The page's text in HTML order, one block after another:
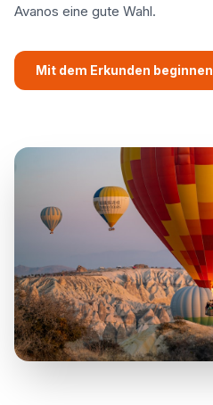
Avanos eine gute Wahl.
Mit dem Erkunden beginnen